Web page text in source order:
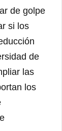
de golpe
si los
de
las
los